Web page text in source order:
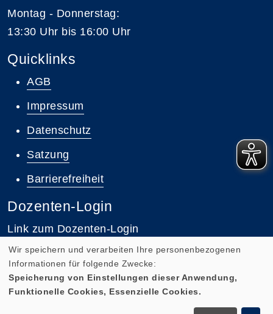
Montag - Donnerstag:
13:30 Uhr bis 16:00 Uhr
Quicklinks
AGB
Impressum
Datenschutz
Satzung
Barrierefreiheit
Dozenten-Login
Link zum Dozenten-Login
Cookie Einstellungen
Wir speichern und verarbeiten Ihre personenbezogenen
Informationen für folgende Zwecke:
Speicherung von Einstellungen dieser Anwendung,
Funktionelle Cookies, Essenzielle Cookies.